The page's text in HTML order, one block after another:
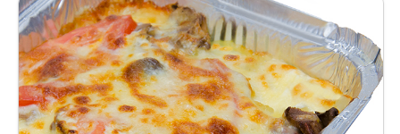
другі страви